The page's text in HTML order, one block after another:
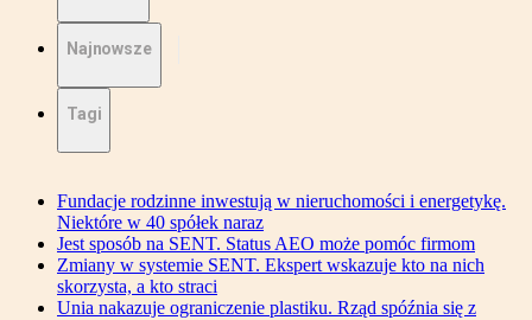
Najnowsze
Tagi
Fundacje rodzinne inwestują w nieruchomości i energetykę.
Niektóre w 40 spółek naraz
Jest sposób na SENT. Status AEO może pomóc firmom
Zmiany w systemie SENT. Ekspert wskazuje kto na nich
skorzysta, a kto straci
Unia nakazuje ograniczenie plastiku. Rząd spóźnia się z